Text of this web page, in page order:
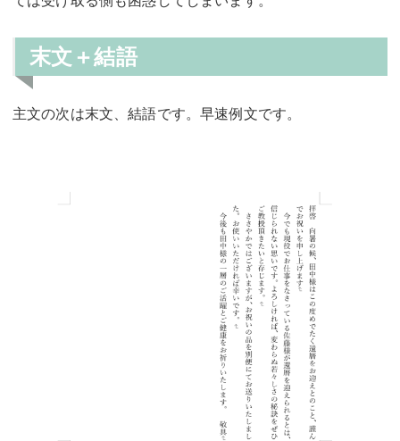
末文＋結語
主文の次は末文、結語です。早速例文です。